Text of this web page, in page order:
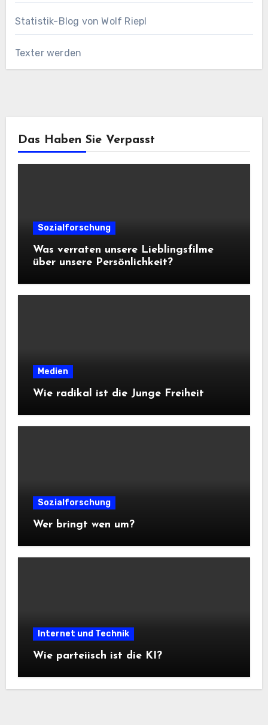
Statistik-Blog von Wolf Riepl
Texter werden
Das Haben Sie Verpasst
Sozialforschung
Was verraten unsere Lieblingsfilme
über unsere Persönlichkeit?
Medien
Wie radikal ist die Junge Freiheit
Sozialforschung
Wer bringt wen um?
Internet und Technik
Wie parteiisch ist die KI?